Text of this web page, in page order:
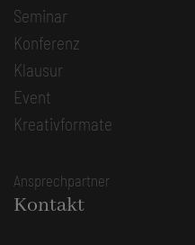
Seminar
Konferenz
Klausur
Event
Kreativformate
Ansprechpartner
Kontakt